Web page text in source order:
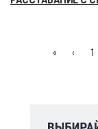
« ‹ 1